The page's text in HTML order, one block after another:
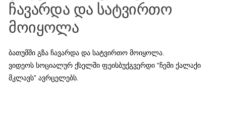
ჩავარდა და სატვირთო
მოიყოლა
ბათუმში გზა ჩავარდა და სატვირთო მოიყოლა.
ვიდეოს სოციალურ ქსელში ფეისბუქგვერდი “ჩემი ქალაქი
მკლავს” ავრცელებს.